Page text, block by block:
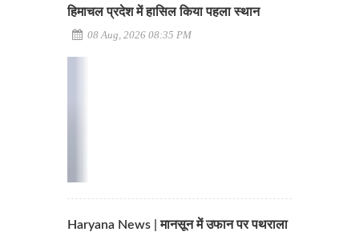
हिमाचल प्रदेश में हासिल किया पहला स्थान
08 Aug, 2026 08:35 PM
Haryana News | मानसून में उफान पर पथराला